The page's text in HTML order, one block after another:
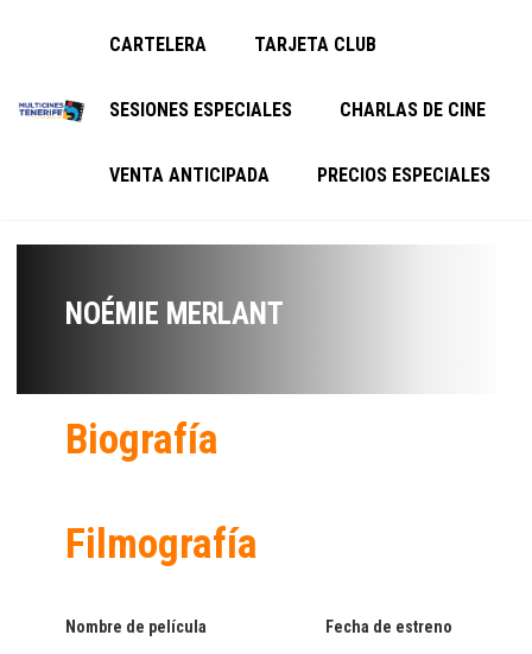
CARTELERA TARJETA CLUB
SESIONES ESPECIALES CHARLAS DE CINE
VENTA ANTICIPADA PRECIOS ESPECIALES
NOÉMIE MERLANT
Biografía
Filmografía
Nombre de película Fecha de estreno